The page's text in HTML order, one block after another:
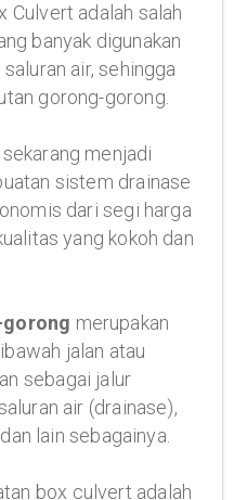
Culvert adalah salah
banyak digunakan
air, sehingga
gorong-gorong.
menjadi
sistem drainase
dari segi harga
yang kokoh dan
merupakan
jalan atau
sebagai jalur
air (drainase),
lain sebagainya.
box culvert adalah